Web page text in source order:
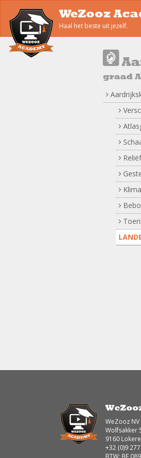
WeZooz
Haal het beste uit jezelf.
graad A
Reliëf
WeZooz NV
Wolfsakker
9160
+32 (0)9
BTW: BE